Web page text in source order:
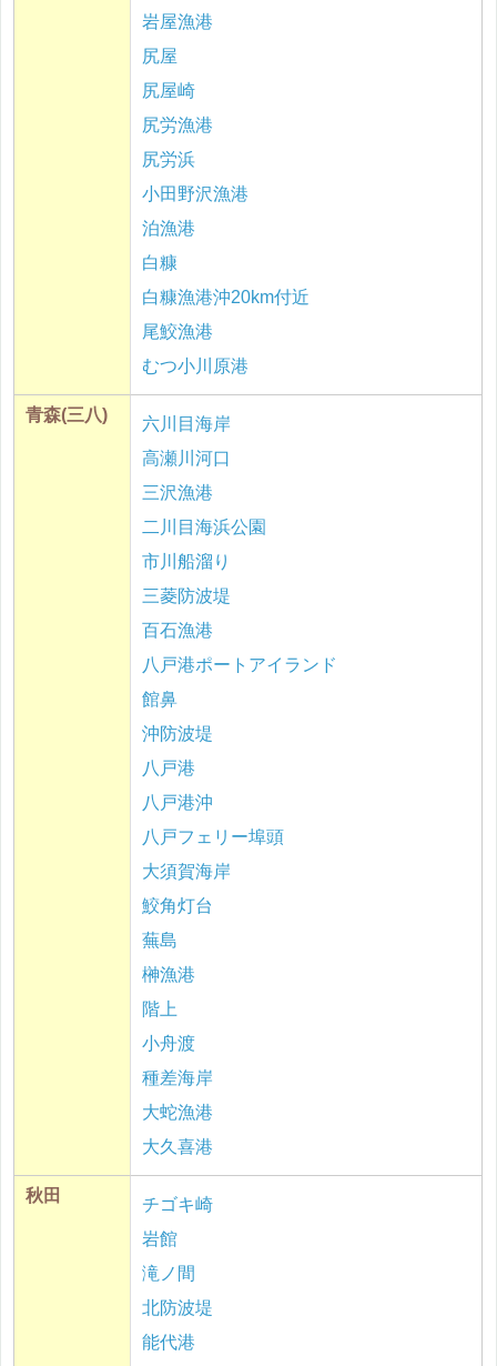
岩屋漁港
尻屋
尻屋崎
尻労漁港
尻労浜
小田野沢漁港
泊漁港
白糠
白糠漁港沖20km付近
尾鮫漁港
むつ小川原港
青森(三八)
六川目海岸
高瀬川河口
三沢漁港
二川目海浜公園
市川船溜り
三菱防波堤
百石漁港
八戸港ポートアイランド
館鼻
沖防波堤
八戸港
八戸港沖
八戸フェリー埠頭
大須賀海岸
鮫角灯台
蕪島
榊漁港
階上
小舟渡
種差海岸
大蛇漁港
大久喜港
秋田
チゴキ崎
岩館
滝ノ間
北防波堤
能代港